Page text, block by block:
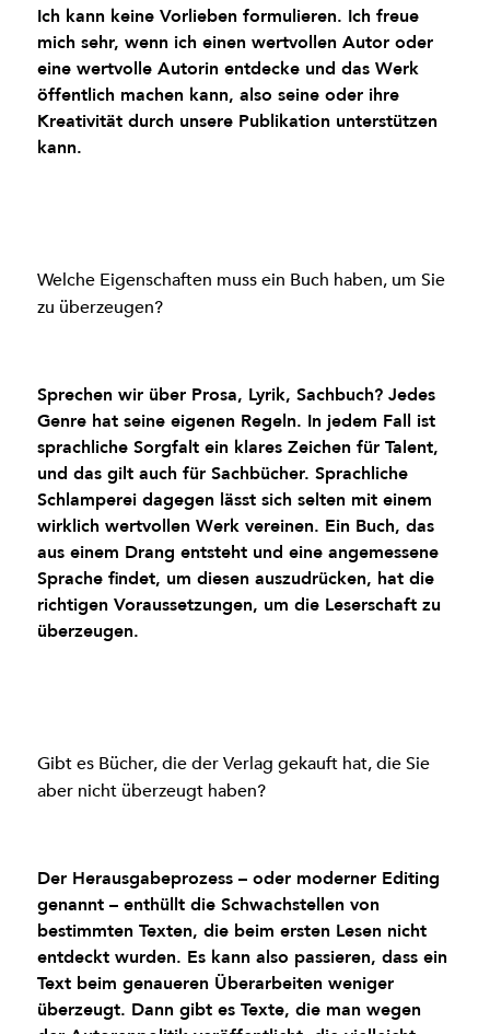
Ich kann keine Vorlieben formulieren. Ich freue
mich sehr, wenn ich einen wertvollen Autor oder
eine wertvolle Autorin entdecke und das Werk
öffentlich machen kann, also seine oder ihre
Kreativität durch unsere Publikation unterstützen
kann.
Welche Eigenschaften muss ein Buch haben, um Sie
zu überzeugen?
Sprechen wir über Prosa, Lyrik, Sachbuch? Jedes
Genre hat seine eigenen Regeln. In jedem Fall ist
sprachliche Sorgfalt ein klares Zeichen für Talent,
und das gilt auch für Sachbücher. Sprachliche
Schlamperei dagegen lässt sich selten mit einem
wirklich wertvollen Werk vereinen. Ein Buch, das
aus einem Drang entsteht und eine angemessene
Sprache findet, um diesen auszudrücken, hat die
richtigen Voraussetzungen, um die Leserschaft zu
überzeugen.
Gibt es Bücher, die der Verlag gekauft hat, die Sie
aber nicht überzeugt haben?
Der Herausgabeprozess – oder moderner Editing
genannt – enthüllt die Schwachstellen von
bestimmten Texten, die beim ersten Lesen nicht
entdeckt wurden. Es kann also passieren, dass ein
Text beim genaueren Überarbeiten weniger
überzeugt. Dann gibt es Texte, die man wegen